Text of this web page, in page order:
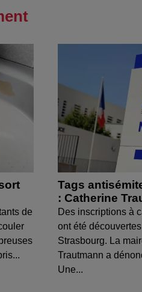
de
Tags
: Catherine
Des inscriptions à
ont été
Strasbourg. La
Trautmann a
Une...